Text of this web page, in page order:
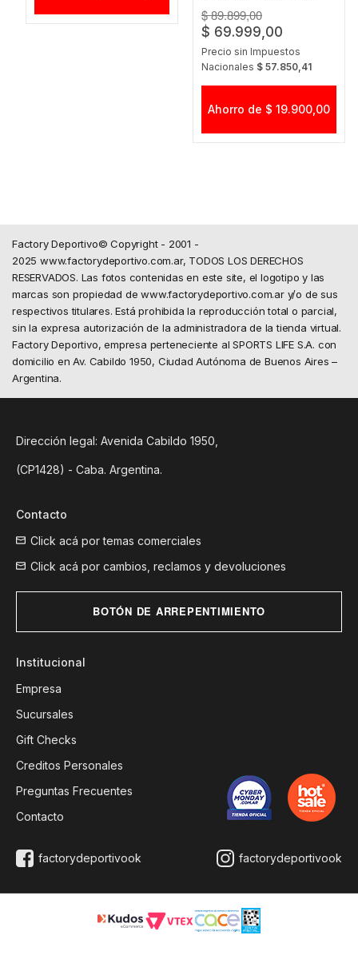
GAME 86 55´ NAVY
$ 89.899,00
$ 69.999,00
Precio sin Impuestos
Nacionales $ 57.850,41
Ahorro de $ 19.900,00
Factory Deportivo© Copyright - 2001 -
2025 www.factorydeportivo.com.ar, TODOS LOS DERECHOS
RESERVADOS. Las fotos contenidas en este site, el logotipo y las
marcas son propiedad de www.factorydeportivo.com.ar y/o de sus
respectivos titulares. Está prohibida la reproducción total o parcial,
sin la expresa autorización de la administradora de la tienda virtual.
Factory Deportivo, empresa perteneciente al SPORTS LIFE S.A. con
domicilio en Av. Cabildo 1950, Ciudad Autónoma de Buenos Aires –
Argentina.
Dirección legal: Avenida Cabildo 1950,
(CP1428) - Caba. Argentina.
Institucional
Empresa
Sucursales
Gift Checks
Creditos Personales
Preguntas Frecuentes
Contacto
Contacto
Click acá por temas comerciales
Click acá por cambios, reclamos y devoluciones
BOTÓN DE ARREPENTIMIENTO
factorydeportivook factorydeportivook